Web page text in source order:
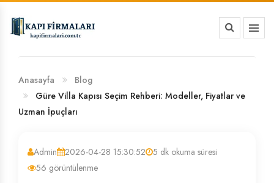
BANKA HESAP NUMARALARIMIZ
Anasayfa
Blog
Güre Villa Kapısı Seçim Rehberi: Modeller, Fiyatlar ve
Uzman İpuçları
Admin 2026-04-28 15:30:52
5 dk okuma süresi
56 görüntülenme